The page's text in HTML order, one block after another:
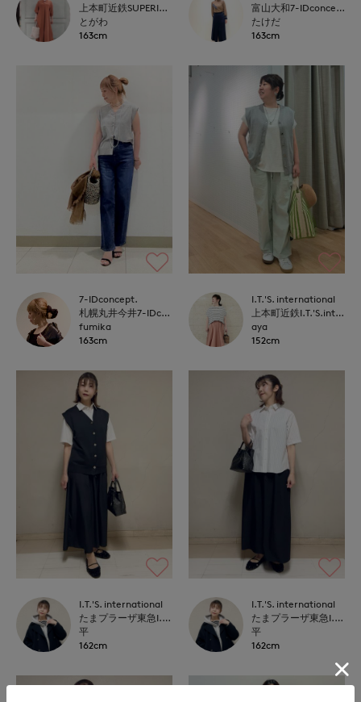
上本町近鉄SUPERIORCLOSET
とがわ
163cm
富山大和7-IDconcept.
たけだ
163cm
7-IDconcept.
札幌丸井今井7-IDconcept.
fumika
163cm
I.T.'S. international
上本町近鉄I.T.'S.international
aya
152cm
I.T.'S. international
たまプラーザ東急I.T.'S.international
平
162cm
I.T.'S. international
たまプラーザ東急I.T.'S.international
平
162cm